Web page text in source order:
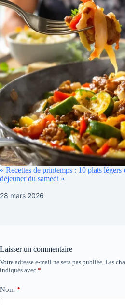
« Recettes de printemps : 10 plats
déjeuner du samedi »
28 mars 2026
Laisser un commentaire
Votre adresse e-mail ne sera pas publiée. Les
indiqués avec *
Nom *